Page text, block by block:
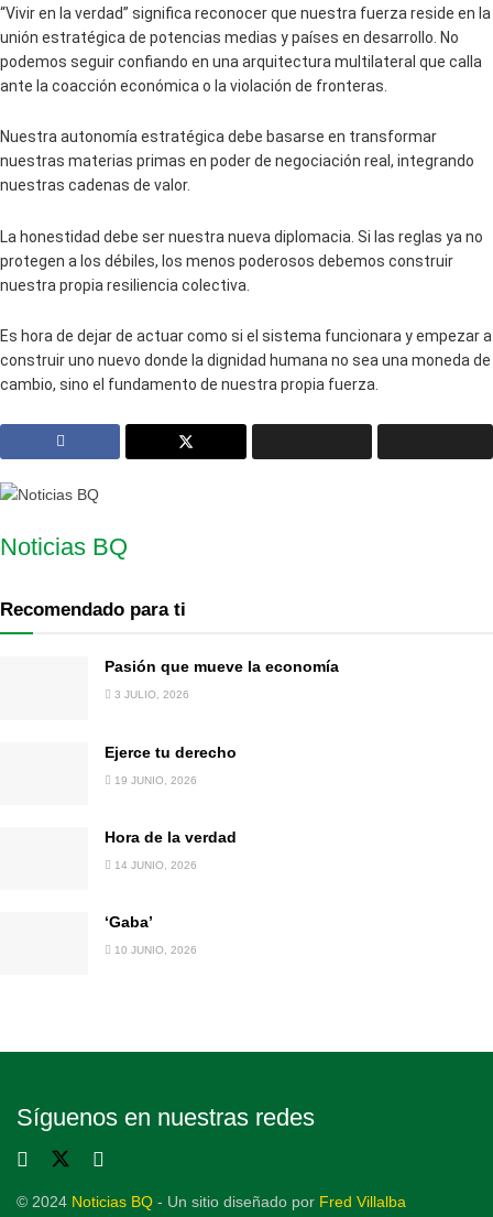
“Vivir en la verdad” significa reconocer que nuestra fuerza reside en la
unión estratégica de potencias medias y países en desarrollo. No
podemos seguir confiando en una arquitectura multilateral que calla
ante la coacción económica o la violación de fronteras.
Nuestra autonomía estratégica debe basarse en transformar
nuestras materias primas en poder de negociación real, integrando
nuestras cadenas de valor.
La honestidad debe ser nuestra nueva diplomacia. Si las reglas ya no
protegen a los débiles, los menos poderosos debemos construir
nuestra propia resiliencia colectiva.
Es hora de dejar de actuar como si el sistema funcionara y empezar a
construir uno nuevo donde la dignidad humana no sea una moneda de
cambio, sino el fundamento de nuestra propia fuerza.
Noticias BQ
Recomendado para ti
Pasión que mueve la economía
3 JULIO, 2026
Ejerce tu derecho
19 JUNIO, 2026
Hora de la verdad
14 JUNIO, 2026
‘Gaba’
10 JUNIO, 2026
Síguenos en nuestras redes
© 2024 Noticias BQ - Un sitio diseñado por Fred Villalba